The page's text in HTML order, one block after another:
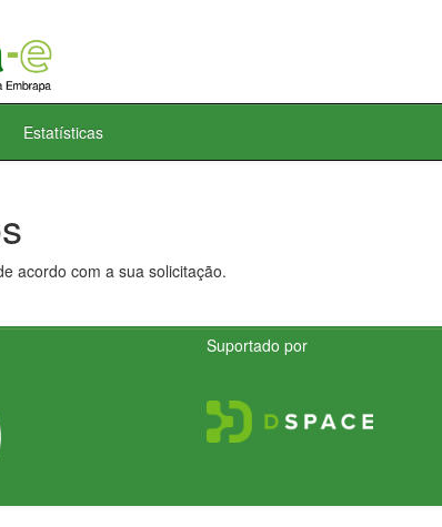
Estatísticas
acordo com a sua solicitação.
Suportado por